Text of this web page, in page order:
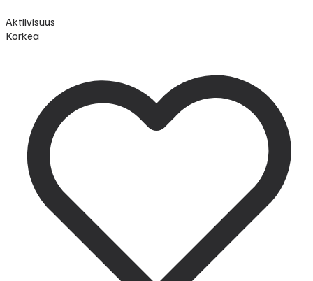
Aktiivisuus
Korkea